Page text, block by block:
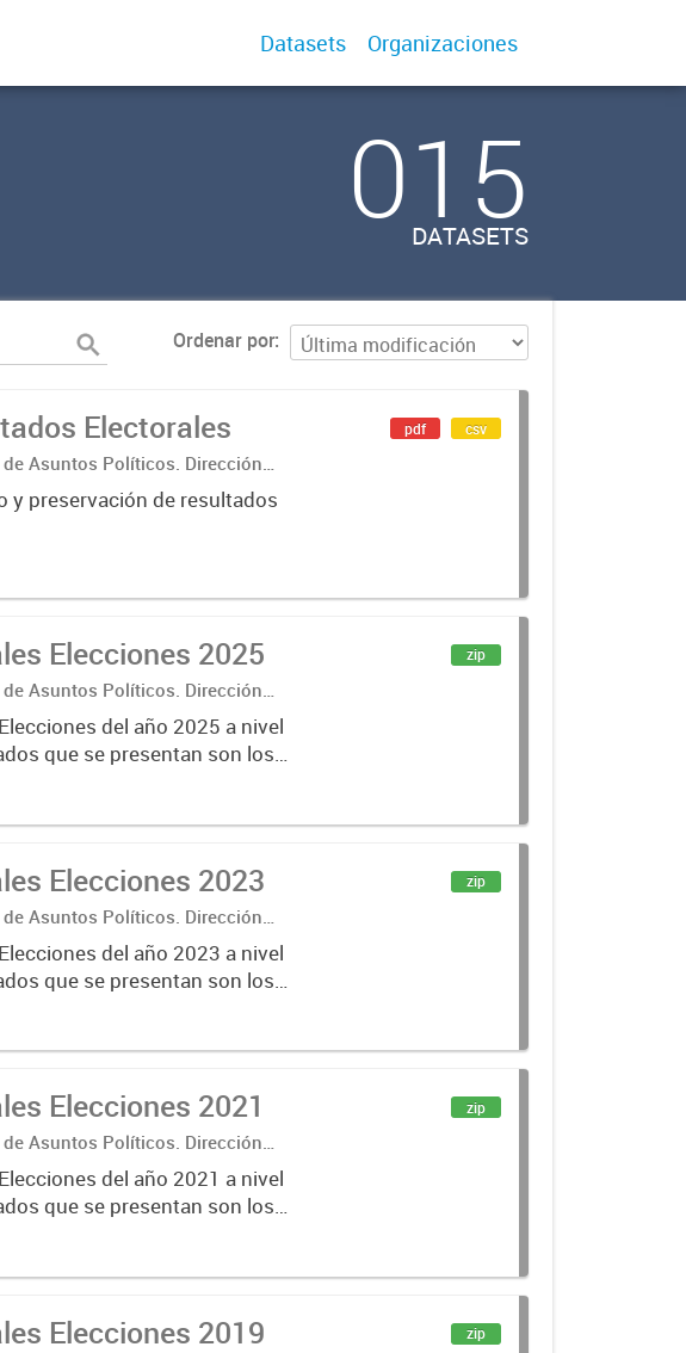
Datasets Organizaciones
015
DATASETS
Ordenar por
Electorales
Asuntos Políticos. Dirección
y preservación de resultados
pdf csv
Elecciones 2025
Asuntos Políticos. Dirección
del año 2025 a nivel
que se presentan son los
zip
Elecciones 2023
Asuntos Políticos. Dirección
del año 2023 a nivel
que se presentan son los
zip
Elecciones 2021
Asuntos Políticos. Dirección
del año 2021 a nivel
que se presentan son los
zip
Elecciones 2019 zip